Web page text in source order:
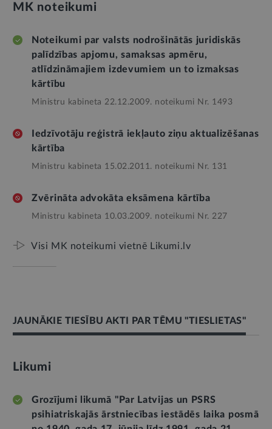
MK noteikumi
Noteikumi par valsts nodrošinātās juridiskās
palīdzības apjomu, samaksas apmēru,
atlīdzināmajiem izdevumiem un to izmaksas
kārtību
Ministru kabineta 22.12.2009. noteikumi Nr. 1493
Iedzīvotāju reģistrā iekļauto ziņu aktualizēšanas
kārtība
Ministru kabineta 15.02.2011. noteikumi Nr. 131
Zvērināta advokāta eksāmena kārtība
Ministru kabineta 10.03.2009. noteikumi Nr. 227
Visi MK noteikumi vietnē Likumi.lv
JAUNĀKIE TIESĪBU AKTI PAR TĒMU "TIESLIETAS"
Likumi
Grozījumi likumā "Par Latvijas un PSRS
psihiatriskajās ārstniecības iestādēs laika posmā